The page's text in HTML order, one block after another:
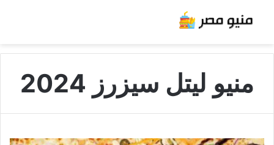
منيو ليتل سيزرز 2024